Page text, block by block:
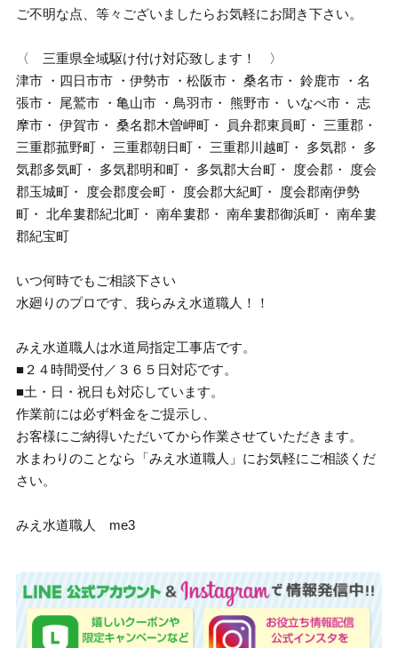
ご不明な点、等々ございましたらお気軽にお聞き下さい。
〈 三重県全域駆け付け対応致します！ 〉
津市 ・四日市市 ・伊勢市 ・松阪市・ 桑名市・ 鈴鹿市 ・名
張市・ 尾鷲市 ・亀山市 ・鳥羽市・ 熊野市・ いなべ市・ 志
摩市・ 伊賀市・ 桑名郡木曽岬町・ 員弁郡東員町・ 三重郡・
三重郡菰野町・ 三重郡朝日町・ 三重郡川越町・ 多気郡・ 多
気郡多気町・ 多気郡明和町・ 多気郡大台町・ 度会郡・ 度会
郡玉城町・ 度会郡度会町・ 度会郡大紀町・ 度会郡南伊勢
町・ 北牟婁郡紀北町・ 南牟婁郡・ 南牟婁郡御浜町・ 南牟婁
郡紀宝町
いつ何時でもご相談下さい
水廻りのプロです、我らみえ水道職人！！
みえ水道職人は水道局指定工事店です。
■２４時間受付／３６５日対応です。
■土・日・祝日も対応しています。
作業前には必ず料金をご提示し、
お客様にご納得いただいてから作業させていただきます。
水まわりのことなら「みえ水道職人」にお気軽にご相談くだ
さい。
みえ水道職人 me3